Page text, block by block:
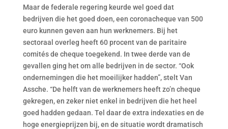
Maar de federale regering keurde wel goed dat
bedrijven die het goed doen, een coronacheque van 500
euro kunnen geven aan hun werknemers. Bij het
sectoraal overleg heeft 60 procent van de paritaire
comités de cheque toegekend. In twee derde van de
gevallen ging het om alle bedrijven in de sector. “Ook
ondernemingen die het moeilijker hadden”, stelt Van
Assche. “De helft van de werknemers heeft zo’n cheque
gekregen, en zeker niet enkel in bedrijven die het heel
goed hadden gedaan. Tel daar de extra indexaties en de
hoge energieprijzen bij, en de situatie wordt dramatisch